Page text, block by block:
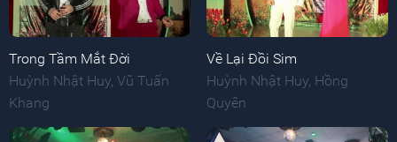
Trong Tầm Mắt Đời
Huỳnh Nhật Huy, Vũ Tuấn
Khang
Về Lại Đồi Sim
Huỳnh Nhật Huy, Hồng
Quyên